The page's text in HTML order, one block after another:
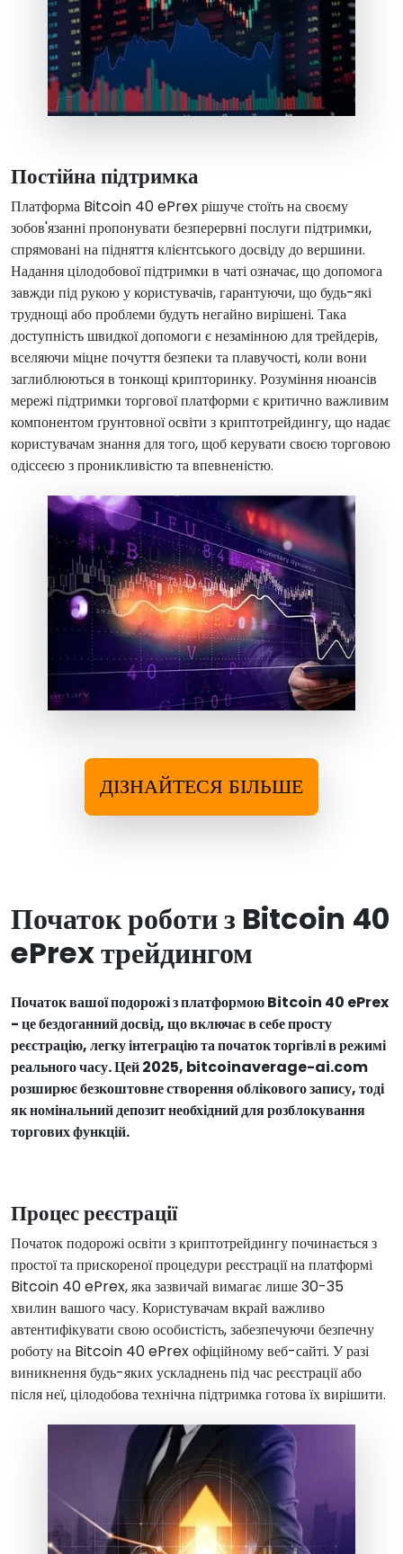
Постійна підтримка
Платформа Bitcoin 40 ePrex рішуче стоїть на своєму
зобов'язанні пропонувати безперервні послуги підтримки,
спрямовані на підняття клієнтського досвіду до вершини.
Надання цілодобової підтримки в чаті означає, що допомога
завжди під рукою у користувачів, гарантуючи, що будь-які
труднощі або проблеми будуть негайно вирішені. Така
доступність швидкої допомоги є незамінною для трейдерів,
вселяючи міцне почуття безпеки та плавучості, коли вони
заглиблюються в тонкощі крипторинку. Розуміння нюансів
мережі підтримки торгової платформи є критично важливим
компонентом ґрунтовної освіти з криптотрейдингу, що надає
користувачам знання для того, щоб керувати своєю торговою
одіссеєю з проникливістю та впевненістю.
ДІЗНАЙТЕСЯ БІЛЬШЕ
Початок роботи з Bitcoin 40
ePrex трейдингом
Початок вашої подорожі з платформою Bitcoin 40 ePrex
- це бездоганний досвід, що включає в себе просту
реєстрацію, легку інтеграцію та початок торгівлі в режимі
реального часу. Цей 2025, bitcoinaverage-ai.com
розширює безкоштовне створення облікового запису, тоді
як номінальний депозит необхідний для розблокування
торгових функцій.
Процес реєстрації
Початок подорожі освіти з криптотрейдингу починається з
простої та прискореної процедури реєстрації на платформі
Bitcoin 40 ePrex, яка зазвичай вимагає лише 30-35
хвилин вашого часу. Користувачам вкрай важливо
автентифікувати свою особистість, забезпечуючи безпечну
роботу на Bitcoin 40 ePrex офіційному веб-сайті. У разі
виникнення будь-яких ускладнень під час реєстрації або
після неї, цілодобова технічна підтримка готова їх вирішити.